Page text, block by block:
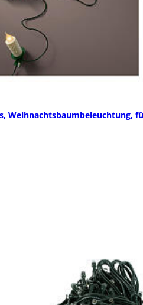
Weihnachtsbaumbeleuchtung,